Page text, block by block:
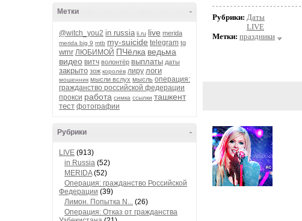
-
Метки
@witch_you2 in russia li.ru live merida
merida big 9 mtb my-suicide telegram tg
wmr ЛЮБИМОЙ ПЧёлка ведьма
видео витч волонтёр выплаты даты
закрыто зож королёв лиру логи
мошенник мысли вслух мысль операция:
гражданство российской федерации
прокси работа симка ссылки ташкент
тест фотографии
-
Рубрики
LIVE (913)
in Russia (52)
MERIDA(52)
Операция: гражданство Российской
Федерации (39)
Лимон. Попытка N... (26)
Операция: Отказ от гражданства
Рубрики: Даты
LIVE
Метки: праздники